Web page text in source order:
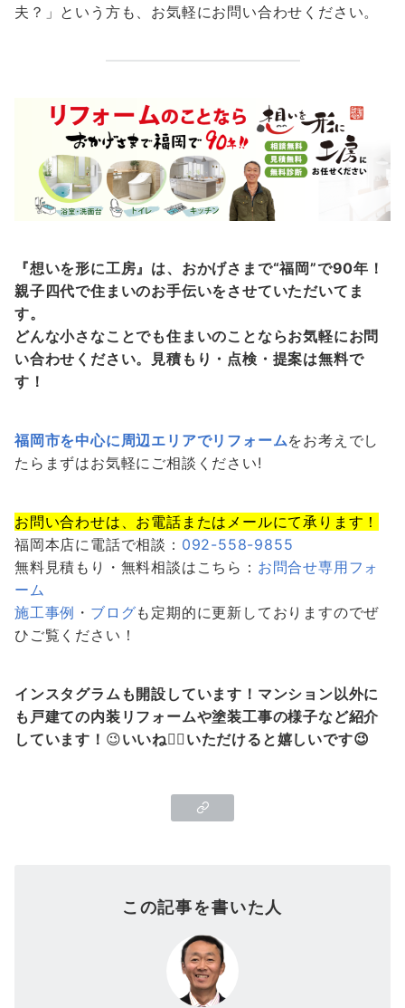
夫？」という方も、お気軽にお問い合わせください。
『想いを形に工房』は、おかげさまで“福岡”で90年！
親子四代で住まいのお手伝いをさせていただいてま
す。
どんな小さなことでも住まいのことならお気軽にお問
い合わせください。見積もり・点検・提案は無料で
す！
福岡市を中心に周辺エリアでリフォームをお考えでし
たらまずはお気軽にご相談ください!
お問い合わせは、お電話またはメールにて承ります！
福岡本店に電話で相談： 092-558-9855
無料見積もり・無料相談はこちら： お問合せ専用フォ
ーム
施工事例 ・ ブログも定期的に更新しておりますのでぜ
ひご覧ください！
インスタグラムも開設しています！マンション以外に
も戸建ての内装リフォームや塗装工事の様子など紹介
しています！ 😉いいね👍🏻いただけると嬉しいです😉
この記事を書いた人